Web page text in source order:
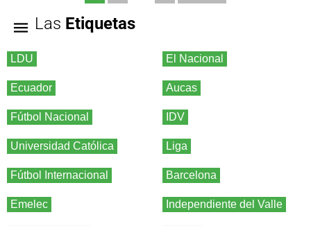
Las Etiquetas
LDU El Nacional
Ecuador Aucas
Fútbol Nacional IDV
Universidad Católica Liga
Fútbol Internacional Barcelona
Emelec Independiente del Valle